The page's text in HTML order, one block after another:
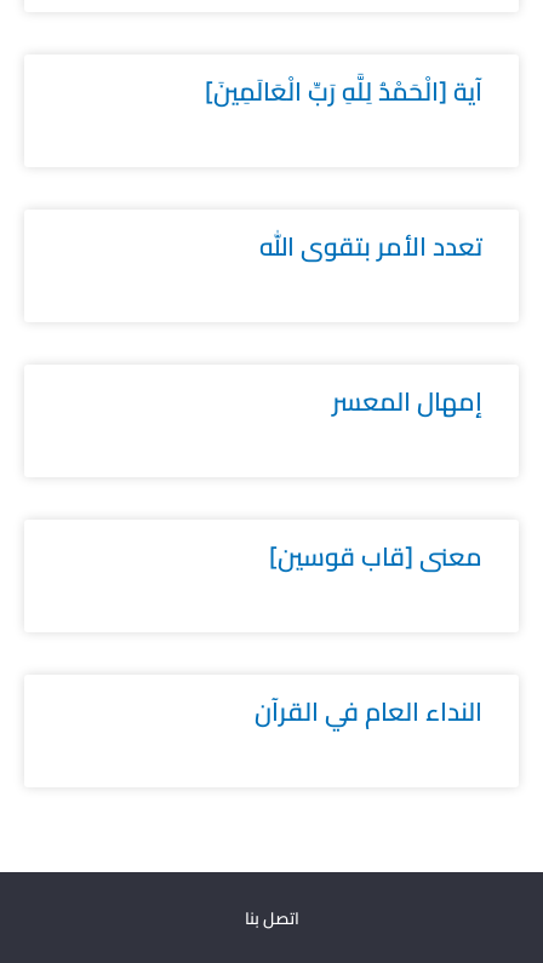
آية [الْحَمْدُ لِلَّهِ رَبِّ الْعَالَمِينَ]
تعدد الأمر بتقوى الله
إمهال المعسر
معنى [قاب قوسين]
النداء العام في القرآن
اتصل بنا